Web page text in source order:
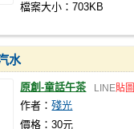
檔案大小：703KB
水
原創-童話午茶 LINE貼圖
作者：殘光
價格：30元